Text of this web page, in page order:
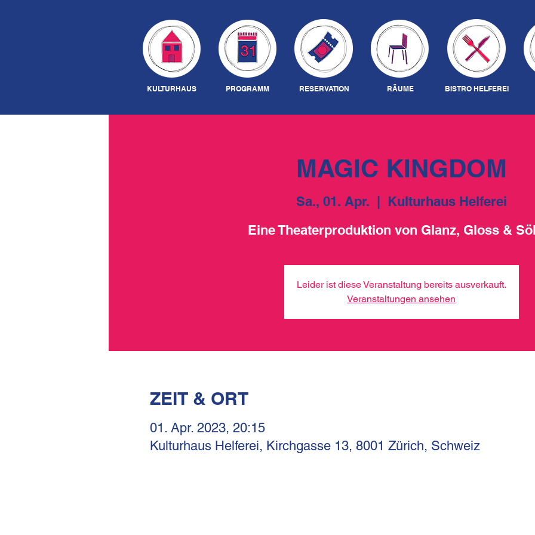
MAGIC KINGDOM
Sa., 01. Apr.
  |
Kulturhaus Helferei
Eine Theaterproduktion von Glanz, Gloss &
Leider ist diese Veranstaltung bereits ausverkauft.
Veranstaltungen ansehen
ZEIT & ORT
01. Apr. 2023, 20:15
Kulturhaus Helferei, Kirchgasse 13, 8001 Zürich, Schweiz
KULTURHAUS PROGRAMM RESERVATION RÄUME BISTRO HELFEREI